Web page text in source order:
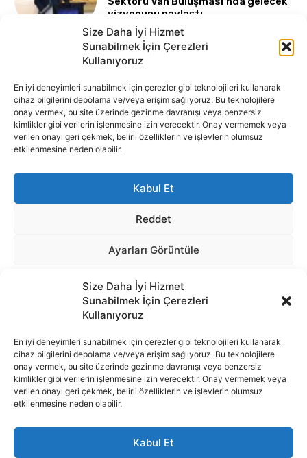
Size Daha İyi Hizmet
Sunabilmek İçin Çerezleri
Kullanıyoruz
En iyi deneyimleri sunabilmek için çerezler gibi teknolojileri kullanarak
cihaz bilgilerini depolama ve/veya erişim sağlıyoruz. Bu teknolojilere
onay vermek, bu site üzerinde gezinme davranışı veya benzersiz
kimlikler gibi verilerin işlenmesine izin verecektir. Onay vermemek veya
verilen onayı geri çekmek, belirli özelliklerin ve işlevlerin olumsuz
etkilenmesine neden olabilir.
Kabul Et
İnternet portalımızda yer alan tüm haber metini, resim ve benzeri
içeriğin hakları Sigortamedya Yayıncılık A.Ş.'ye aittir. Hiçbir şekilde
basılı ya da elektronik bir ortamda, kaynak gösterilse bile izin
e-Mail Adresimiz: info@sigortamedia.com